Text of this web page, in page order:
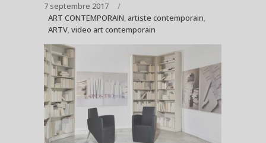
7 septembre 2017
ART CONTEMPORAIN, artiste contemporain,
ARTV,video art contemporain